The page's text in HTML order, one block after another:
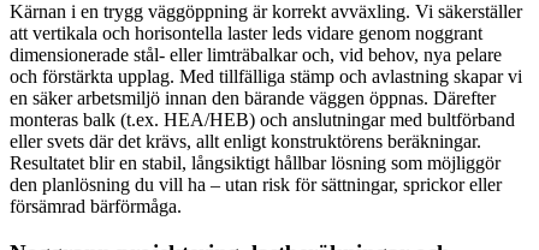
Kärnan i en trygg väggöppning är korrekt avväxling. Vi säkerställer
att vertikala och horisontella laster leds vidare genom noggrant
dimensionerade stål- eller limträbalkar och, vid behov, nya pelare
och förstärkta upplag. Med tillfälliga stämp och avlastning skapar vi
en säker arbetsmiljö innan den bärande väggen öppnas. Därefter
monteras balk (t.ex. HEA/HEB) och anslutningar med bultförband
eller svets där det krävs, allt enligt konstruktörens beräkningar.
Resultatet blir en stabil, långsiktigt hållbar lösning som möjliggör
den planlösning du vill ha – utan risk för sättningar, sprickor eller
försämrad bärförmåga.